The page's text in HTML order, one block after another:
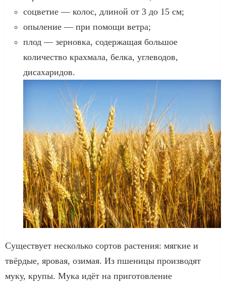
соцветие — колос, длиной от 3 до 15 см;
опыление — при помощи ветра;
плод — зерновка, содержащая большое
количество крахмала, белка, углеводов,
дисахаридов.
Существует несколько сортов растения: мягкие и
твёрдые, яровая, озимая. Из пшеницы производят
муку, крупы. Мука идёт на приготовление